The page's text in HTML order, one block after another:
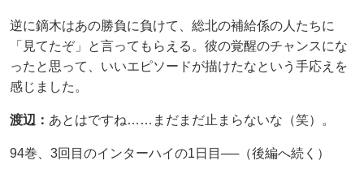
逆に鏑木はあの勝負に負けて、総北の補給係の人たちに
「見てたぞ」と言ってもらえる。彼の覚醒のチャンスにな
ったと思って、いいエピソードが描けたなという手応えを
感じました。
渡辺： あとはですね……まだまだ止まらないな（笑）。
94巻、3回目のインターハイの1日目──（後編へ続く）